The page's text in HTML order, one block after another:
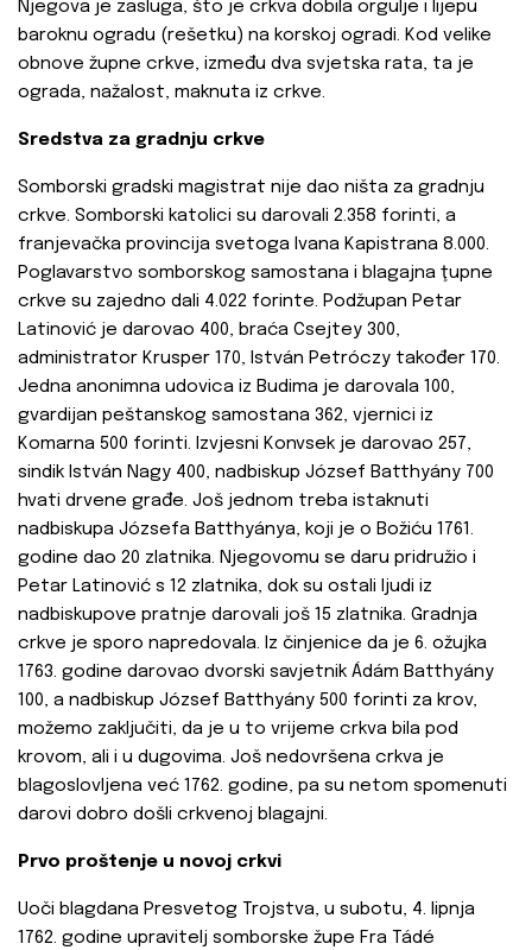
Njegova je zasluga, što je crkva dobila orgulje i lijepu
baroknu ogradu (rešetku) na korskoj ogradi. Kod velike
obnove župne crkve, između dva svjetska rata, ta je
ograda, nažalost, maknuta iz crkve.
Sredstva za gradnju crkve
Somborski gradski magistrat nije dao ništa za gradnju
crkve. Somborski katolici su darovali 2.358 forinti, a
franjevačka provincija svetoga Ivana Kapistrana 8.000.
Poglavarstvo somborskog samostana i blagajna ţupne
crkve su zajedno dali 4.022 forinte. Podžupan Petar
Latinović je darovao 400, braća Csejtey 300,
administrator Krusper 170, István Petróczy također 170.
Jedna anonimna udovica iz Budima je darovala 100,
gvardijan peštanskog samostana 362, vjernici iz
Komarna 500 forinti. Izvjesni Konvsek je darovao 257,
sindik István Nagy 400, nadbiskup József Batthyány 700
hvati drvene građe. Još jednom treba istaknuti
nadbiskupa Józsefa Batthyánya, koji je o Božiću 1761.
godine dao 20 zlatnika. Njegovomu se daru pridružio i
Petar Latinović s 12 zlatnika, dok su ostali ljudi iz
nadbiskupove pratnje darovali još 15 zlatnika. Gradnja
crkve je sporo napredovala. Iz činjenice da je 6. ožujka
1763. godine darovao dvorski savjetnik Ádám Batthyány
100, a nadbiskup József Batthyány 500 forinti za krov,
možemo zaključiti, da je u to vrijeme crkva bila pod
krovom, ali i u dugovima. Još nedovršena crkva je
blagoslovljena već 1762. godine, pa su netom spomenuti
darovi dobro došli crkvenoj blagajni.
Prvo proštenje u novoj crkvi
Uoči blagdana Presvetog Trojstva, u subotu, 4. lipnja
1762. godine upravitelj somborske župe Fra Tádé